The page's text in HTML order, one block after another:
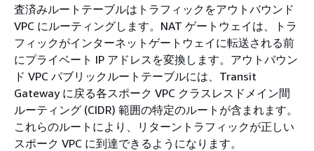
査済みルートテーブルはトラフィックをアウトバウンド
VPC にルーティングします。NAT ゲートウェイは、トラ
フィックがインターネットゲートウェイに転送される前
にプライベート IP アドレスを変換します。アウトバウン
ド VPC パブリックルートテーブルには、Transit
Gateway に戻る各スポーク VPC クラスレスドメイン間
ルーティング (CIDR) 範囲の特定のルートが含まれます。
これらのルートにより、リターントラフィックが正しい
スポーク VPC に到達できるようになります。